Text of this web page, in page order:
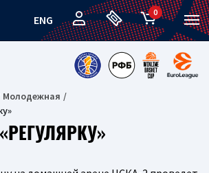
ENG
0
Молодежная